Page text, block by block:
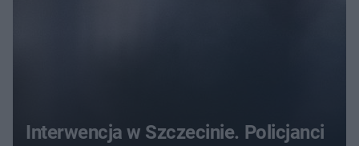
Interwencja w Szczecinie. Policjanci